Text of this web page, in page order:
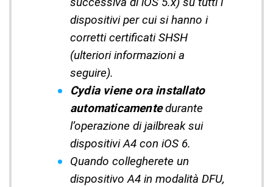
dispositivi per cui si hanno i
corretti certificati SHSH
(ulteriori informazioni a
seguire).
Cydia viene ora installato
automaticamentedurante
l’operazione di jailbreak sui
dispositivi A4 con iOS 6.
Quando collegherete un
dispositivo A4 in modalità DFU,